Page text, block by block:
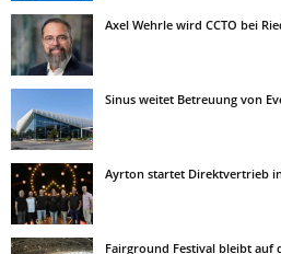
Axel Wehrle wird CCTO bei
Sinus weitet Betreuung von
Ayrton startet Direktvertrieb
Fairground Festival bleibt auf